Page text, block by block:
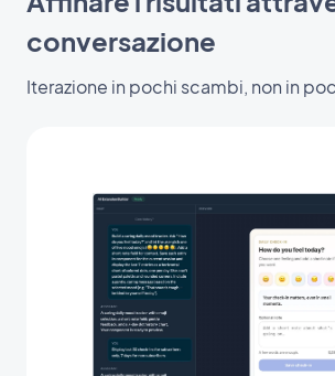
conversazione
Iterazione in pochi scambi, non in